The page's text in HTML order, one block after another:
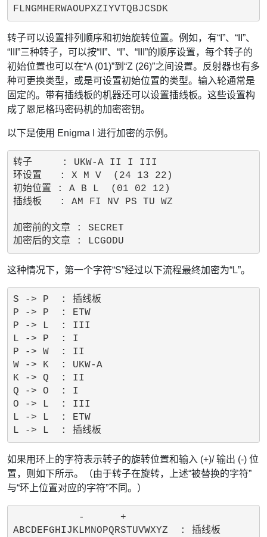
转子可以设置排列顺序和初始旋转位置。例如，有“I”、“II”、
“III”三种转子，可以按“II”、“I”、“III”的顺序设置，每个转子的
初始位置也可以在“A (01)”到“Z (26)”之间设置。反射器也有多
种可更换类型，或是可设置初始位置的类型。输入轮通常是
固定的。带有插线板的机器还可以设置插线板。这些设置构
成了恩尼格玛密码机的加密密钥。
以下是使用 Enigma I 进行加密的示例。
转子     : UKW-A II I III
环设置   : X M V  (24 13 22)
初始位置 : A B L  (01 02 12)
插线板   : AM FI NV PS TU WZ
加密前的文章 : SECRET
这种情况下，第一个字符“S”经过以下流程最终加密为“L”。
S -> P  : 插线板
P -> P  : ETW
P -> L  : III
L -> P  : I
P -> W  : II
W -> K  : UKW-A
K -> Q  : II
Q -> O  : I
O -> L  : III
L -> L  : ETW
如果用环上的字符表示转子的旋转位置和输入 (+)/ 输出 (-) 位
置，则如下所示。（由于转子在旋转，上述“被替换的字符”
与“环上位置对应的字符”不同。）
           -      +
ABCDEFGHIJKLMNOPQRSTUVWXYZ  : 插线板